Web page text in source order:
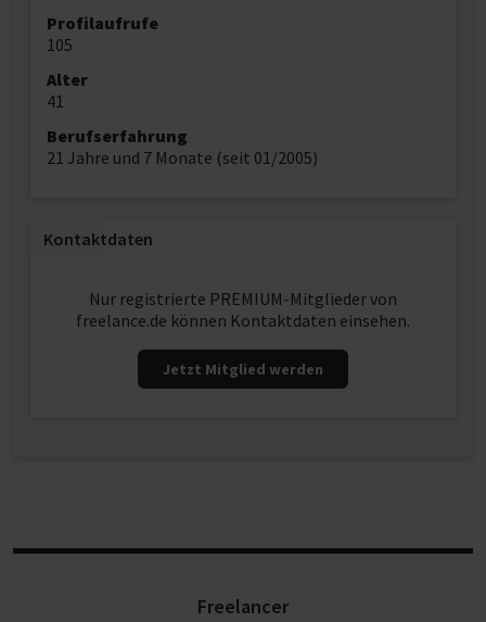
Profilaufrufe
105
Alter
41
Berufserfahrung
21 Jahre und 7 Monate (seit 01/2005)
Kontaktdaten
Nur registrierte PREMIUM-Mitglieder von
freelance.de können Kontaktdaten einsehen.
Jetzt Mitglied werden
Freelancer